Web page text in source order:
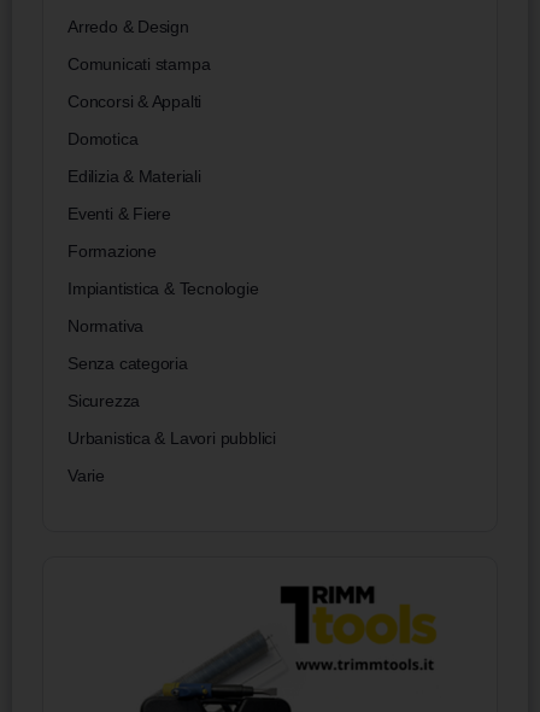
Arredo & Design
Comunicati stampa
Concorsi & Appalti
Domotica
Edilizia & Materiali
Eventi & Fiere
Formazione
Impiantistica & Tecnologie
Normativa
Senza categoria
Sicurezza
Urbanistica & Lavori pubblici
Varie